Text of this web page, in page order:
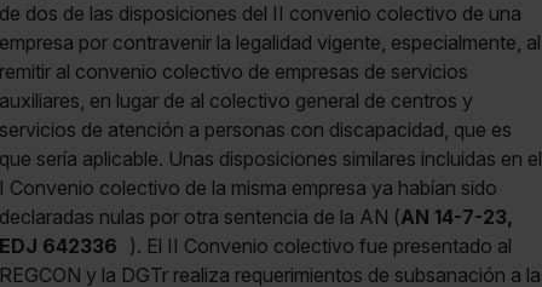
de dos de las disposiciones del II convenio colectivo de una
empresa por contravenir la legalidad vigente, especialmente, al
remitir al convenio colectivo de empresas de servicios
auxiliares, en lugar de al colectivo general de centros y
servicios de atención a personas con discapacidad, que es
que sería aplicable. Unas disposiciones similares incluidas en el
I Convenio colectivo de la misma empresa ya habían sido
declaradas nulas por otra sentencia de la AN (AN 14-7-23,
EDJ 642336 ). El II Convenio colectivo fue presentado al
REGCON y la DGTr realiza requerimientos de subsanación a la